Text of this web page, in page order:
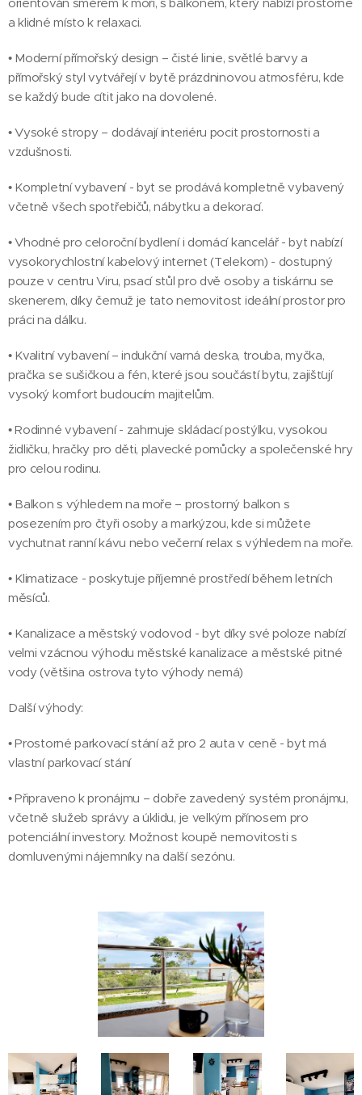
a klidné místo k relaxaci.
• Moderní přímořský design – čisté linie, světlé barvy a
přímořský styl vytvářejí v bytě prázdninovou atmosféru, kde
se každý bude cítit jako na dovolené.
• Vysoké stropy – dodávají interiéru pocit prostornosti a
vzdušnosti.
• Kompletní vybavení - byt se prodává kompletně vybavený
včetně všech spotřebičů, nábytku a dekorací.
• Vhodné pro celoroční bydlení i domácí kancelář - byt nabízí
vysokorychlostní kabelový internet (Telekom) - dostupný
pouze v centru Viru, psací stůl pro dvě osoby a tiskárnu se
skenerem, díky čemuž je tato nemovitost ideální prostor pro
práci na dálku.
• Kvalitní vybavení – indukční varná deska, trouba, myčka,
pračka se sušičkou a fén, které jsou součástí bytu, zajišťují
vysoký komfort budoucím majitelům.
• Rodinné vybavení - zahrnuje skládací postýlku, vysokou
židličku, hračky pro děti, plavecké pomůcky a společenské hry
pro celou rodinu.
• Balkon s výhledem na moře – prostorný balkon s
posezením pro čtyři osoby a markýzou, kde si můžete
vychutnat ranní kávu nebo večerní relax s výhledem na moře.
• Klimatizace - poskytuje příjemné prostředí během letních
měsíců.
• Kanalizace a městský vodovod - byt díky své poloze nabízí
velmi vzácnou výhodu městské kanalizace a městské pitné
vody (většina ostrova tyto výhody nemá)
Další výhody:
• Prostorné parkovací stání až pro 2 auta v ceně - byt má
vlastní parkovací stání
• Připraveno k pronájmu – dobře zavedený systém pronájmu,
včetně služeb správy a úklidu, je velkým přínosem pro
potenciální investory. Možnost koupě nemovitosti s
domluvenými nájemníky na další sezónu.